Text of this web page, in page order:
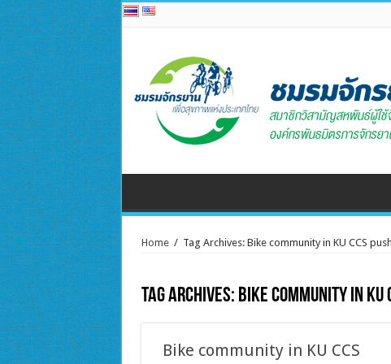
Home / Tag Archives: Bike community in KU CCS
Tag Archives: Bike community in
Bike community in KU CCS